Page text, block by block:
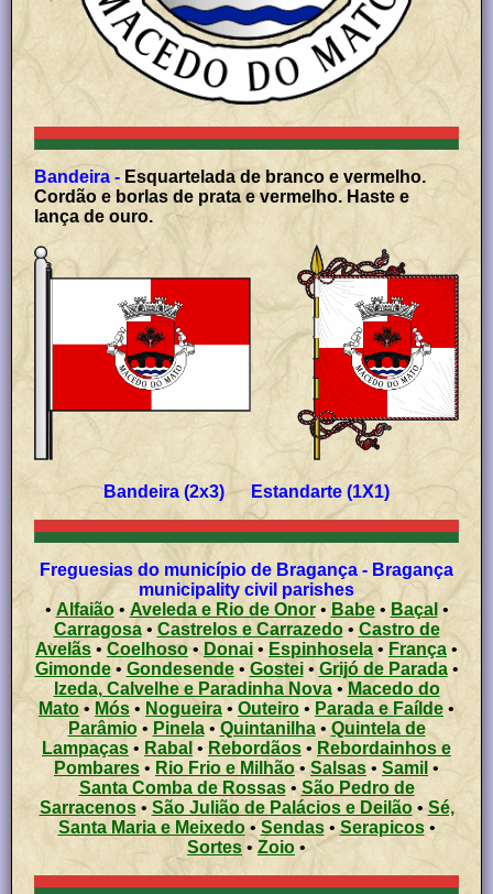
Bandeira - Esquartelada de branco e vermelho.
Cordão e borlas de prata e vermelho. Haste e
lança de ouro.
Bandeira (2x3) Estandarte (1X1)
Freguesias do município de Bragança - Bragança
municipality civil parishes
• Alfaião• Aveleda e Rio de Onor• Babe• Baçal •
Carragosa• Castrelos e Carrazedo• Castro de
Avelãs • Coelhoso• Donai•Espinhosela • França •
Gimonde• Gondesende• Gostei•Grijó de Parada•
Izeda, Calvelhe e Paradinha Nova• Macedo do
Mato • Mós • Nogueira • Outeiro • Parada e Faílde •
Parâmio• Pinela• Quintanilha•Quintela de
Lampaças • Rabal •Rebordãos • Rebordainhos e
Pombares • Rio Frio e Milhão• Salsas • Samil •
Santa Comba de Rossas•São Pedro de
Sarracenos• São Julião de Palácios e Deilão•Sé,
Santa Maria e Meixedo•Sendas• Serapicos•
Sortes • Zoio •